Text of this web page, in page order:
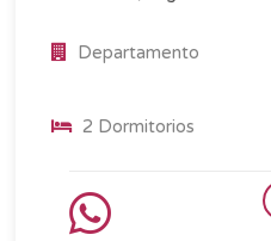
Departamento
2 Dormitorios